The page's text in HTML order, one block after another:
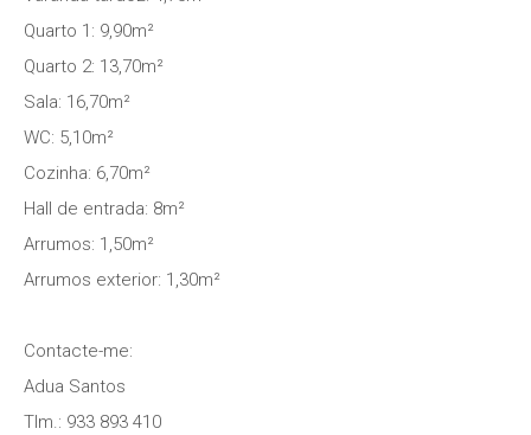
Quarto 1: 9,90m²
Quarto 2: 13,70m²
Sala: 16,70m²
WC: 5,10m²
Cozinha: 6,70m²
Hall de entrada: 8m²
Arrumos: 1,50m²
Arrumos exterior: 1,30m²
Contacte-me:
Adua Santos
Tlm.: 933 893 410